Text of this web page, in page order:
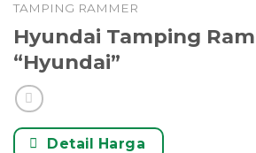
TAMPING RAMMER
Hyundai Tamping
“Hyundai”
Detail Harga